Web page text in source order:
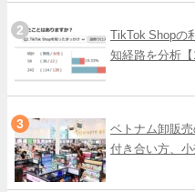
TikTok Shop
知経路を分析【
ベトナム卸販
付き合い方、小